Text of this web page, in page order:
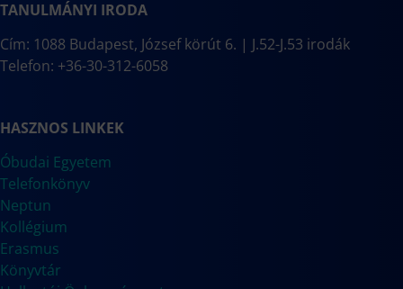
TANULMÁNYI IRODA
Cím: 1088 Budapest, József körút 6. | J.52-J.53 irodák
Telefon: +36-30-312-6058
HASZNOS LINKEK
Óbudai Egyetem
Telefonkönyv
Neptun
Kollégium
Erasmus
Könyvtár